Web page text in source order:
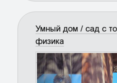
Умный дом / сад с
физика